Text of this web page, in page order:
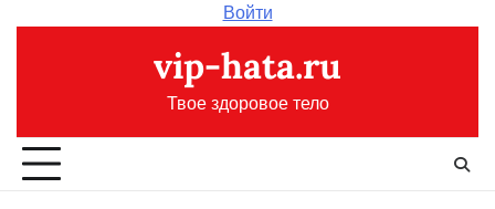
Войти
vip-hata.ru
Твое здоровое тело